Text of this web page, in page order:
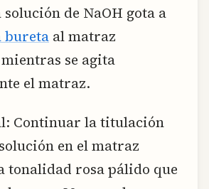
de NaOH gota a
bureta al matraz
se agita
el matraz.
Continuar la titulación
en el matraz
tonalidad rosa pálido que